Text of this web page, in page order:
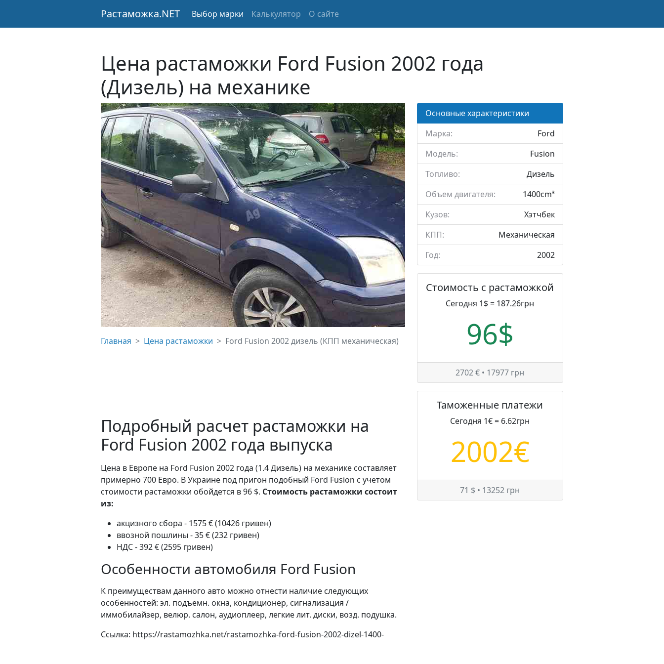
Растаможка.NET Выбор марки Калькулятор О сайте
Цена растаможки Ford Fusion 2002 года
(Дизель) на механике
Главная Цена растаможки Ford Fusion 2002 дизель (КПП механическая)
Подробный расчет растаможки на
Ford Fusion 2002 года выпуска
Цена в Европе на Ford Fusion 2002 года (1.4 Дизель) на механике составляет
примерно 700 Евро. В Украине под пригон подобный Ford Fusion с учетом
стоимости растаможки обойдется в 96 $. Стоимость растаможки состоит
из:
акцизного сбора - 1575 € (10426 гривен)
ввозной пошлины - 35 € (232 гривен)
НДС - 392 € (2595 гривен)
Особенности автомобиля Ford Fusion
К преимуществам данного авто можно отнести наличие следующих
особенностей: эл. подъемн. окна, кондиционер, сигнализация /
иммобилайзер, велюр. салон, аудиоплеер, легкие лит. диски, возд. подушка.
Ссылка: https://rastamozhka.net/rastamozhka-ford-fusion-2002-dizel-1400-
Основные характеристики
Марка:
Ford
Модель:
Fusion
Топливо:
Дизель
Объем двигателя:
1400cm³
Кузов:
Хэтчбек
КПП:
Механическая
Год:
2002
Стоимость с растаможкой
Сегодня 1$ = 187.26грн
96$
2702 € • 17977 грн
Таможенные платежи
Сегодня 1€ = 6.62грн
2002€
71 $ • 13252 грн